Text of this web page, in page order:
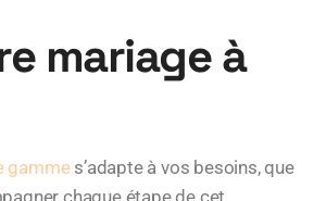
mariage à
gammes’adapte à vos besoins, que
chaque étape de cet